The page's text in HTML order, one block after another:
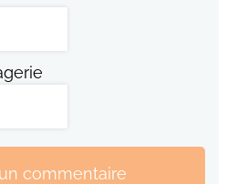
commentaire